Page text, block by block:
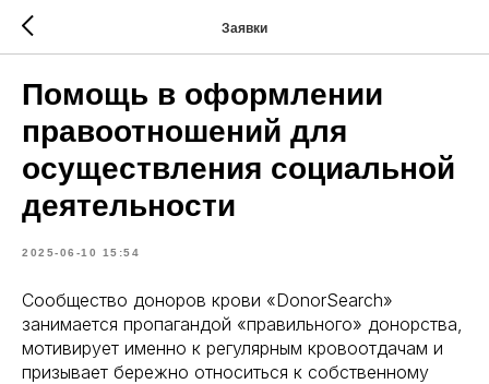
Заявки
Помощь в оформлении
правоотношений для
осуществления социальной
деятельности
2025-06-10 15:54
Сообщество доноров крови «DonorSearch»
занимается пропагандой «правильного» донорства,
мотивирует именно к регулярным кровоотдачам и
призывает бережно относиться к собственному